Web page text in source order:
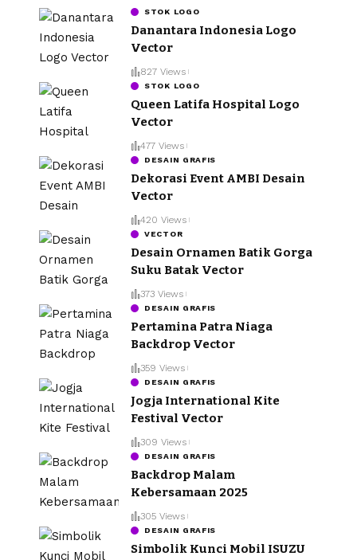
STOK LOGO
Danantara Indonesia Logo
Vector
827 Views
STOK LOGO
Queen Latifa Hospital Logo
Vector
477 Views
DESAIN GRAFIS
Dekorasi Event AMBI Desain
Vector
420 Views
VECTOR
Desain Ornamen Batik Gorga
Suku Batak Vector
373 Views
DESAIN GRAFIS
Pertamina Patra Niaga
Backdrop Vector
359 Views
DESAIN GRAFIS
Jogja International Kite
Festival Vector
309 Views
DESAIN GRAFIS
Backdrop Malam
Kebersamaan 2025
305 Views
DESAIN GRAFIS
Simbolik Kunci Mobil ISUZU